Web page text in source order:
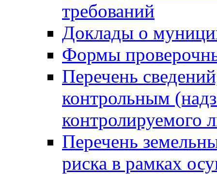
требований
Доклады о
Формы
Перечень
контрольным
контролируемого
Перечень
риска в рамках